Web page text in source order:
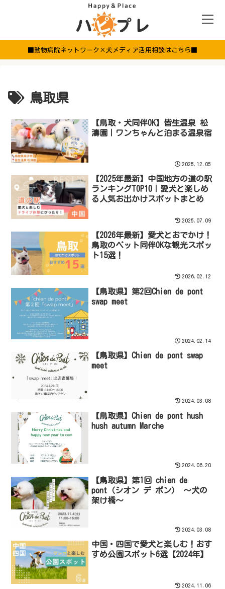
■動物病院ネットワーク×犬メディア活用相談はこちら■
鳥取県
【鳥取・犬同伴OK】皆生温泉 松
濤園｜ワンちゃんと泊まる温泉宿
2025.12.05
【2025年最新】中国地方の道の駅
ランキングTOP10｜愛犬と楽しめ
る人気お出かけスポットまとめ
2025.07.09
【2026年最新】愛犬とおでかけ！
鳥取のペット同伴OKな観光スポッ
ト15選！
2026.02.12
【鳥取県】第2回Chien de pont
swap meet
2024.02.14
【鳥取県】Chien de pont swap
meet
2024.03.08
【鳥取県】Chien de pont hush
hush autumn Marche
2024.06.20
【鳥取県】第1回 chien de
pont（シオン デ ポン） 〜犬の
架け橋〜
2024.03.08
中国・四国で愛犬と楽しむ！おす
すめ公園スポット6選【2024年】
2024.11.06